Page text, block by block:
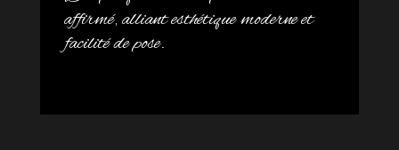
affirmé, alliant esthétique moderne et
facilité de pose.